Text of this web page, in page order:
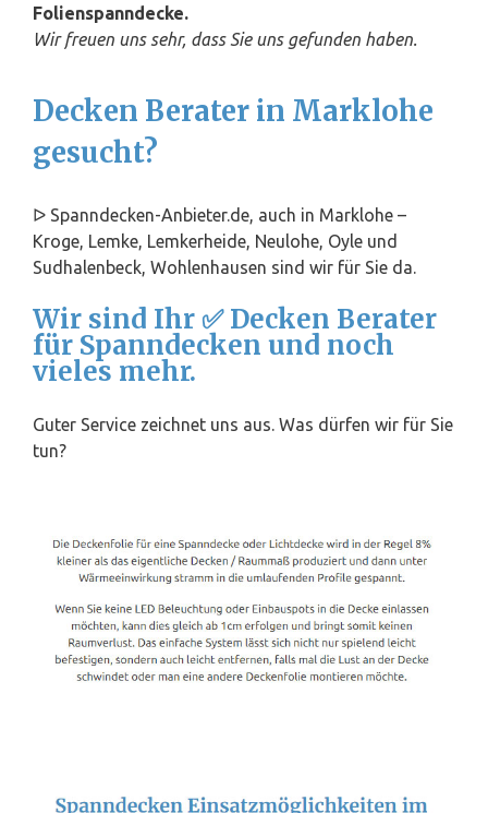
Folienspanndecke.
Wir freuen uns sehr, dass Sie uns gefunden haben.
Decken Berater in Marklohe
gesucht?
ᐅ Spanndecken-Anbieter.de, auch in Marklohe –
Kroge, Lemke, Lemkerheide, Neulohe, Oyle und
Sudhalenbeck, Wohlenhausen sind wir für Sie da.
Wir sind Ihr ✅ Decken Berater
für Spanndecken und noch
vieles mehr.
Guter Service zeichnet uns aus. Was dürfen wir für Sie
tun?